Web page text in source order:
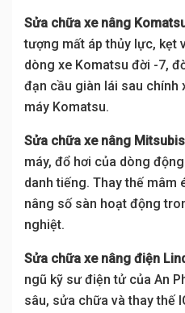
Sửa chữa xe nâng
tượng mất áp thủy lực, kẹt
dòng xe Komatsu đời -7,
đạn cầu giàn lái sau chính
máy Komatsu.
Sửa chữa xe nâng
máy, đổ hơi của dòng
danh tiếng. Thay thế mâm
nâng số sàn hoạt động
nghiệt.
Sửa chữa xe nâng điện
ngũ kỹ sư điện tử của An
sâu, sửa chữa và thay thế